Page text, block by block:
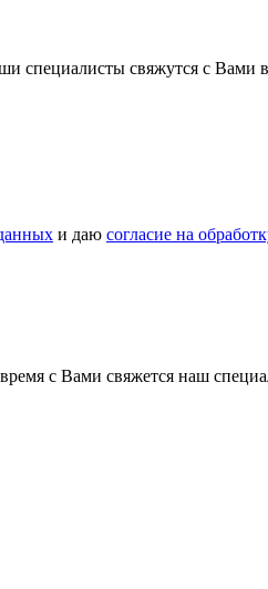
специалисты свяжутся с Вами
и даю согласие на
с Вами свяжется наш